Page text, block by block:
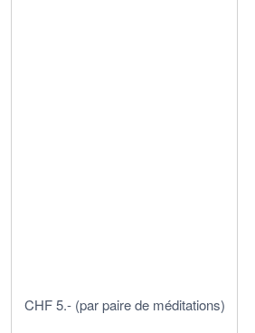
CHF 5.- (par paire de méditations)